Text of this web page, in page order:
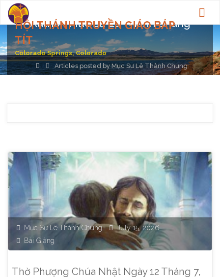
HỘI THÁNH TRUYỀN GIÁO BÁP
TÍT
Colorado Springs, Colorado
Author:Mục Sư Lê Thành Chung
HomeArticles posted by Mục Sư Lê Thành Chung
Mục Sư Lê Thành Chung
July 15, 2026
Bài Giảng
Thờ Phượng Chúa Nhật Ngày 12 Tháng 7,